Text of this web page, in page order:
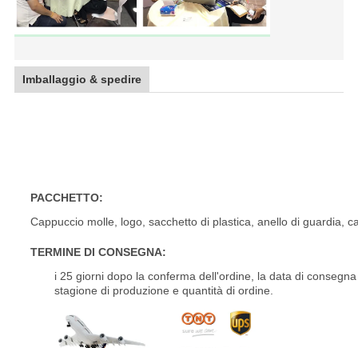
Imballaggio & spedire
PACCHETTO:
Cappuccio molle, logo, sacchetto di plastica, anello di guardia,
TERMINE DI CONSEGNA:
i 25 giorni dopo la conferma dell'ordine, la data di
stagione di produzione e quantità di ordine.